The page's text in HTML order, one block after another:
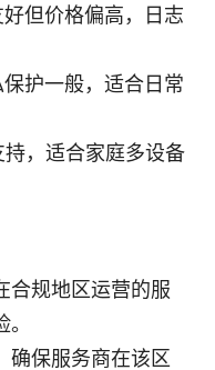
但价格偏高，日志
护一般，适合日常
，适合家庭多设备
合规地区运营的服
确保服务商在该区